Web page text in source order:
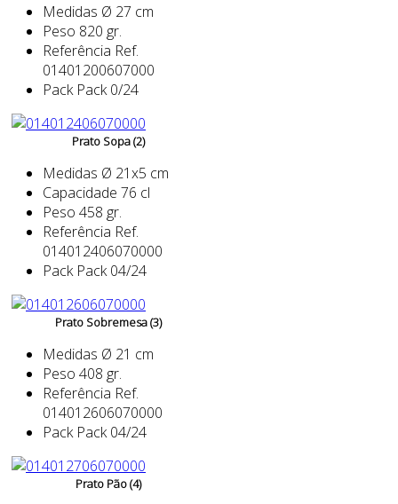
Medidas Ø 27 cm
Peso 820 gr.
Referência Ref.
01401200607000
Pack Pack 0/24
Prato Sopa (2)
Medidas Ø 21x5 cm
Capacidade 76 cl
Peso 458 gr.
Referência Ref.
014012406070000
Pack Pack 04/24
Prato Sobremesa (3)
Medidas Ø 21 cm
Peso 408 gr.
Referência Ref.
014012606070000
Pack Pack 04/24
Prato Pão (4)